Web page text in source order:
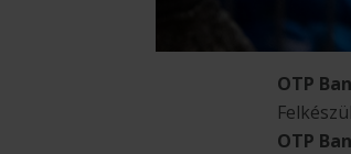
OTP
OTP